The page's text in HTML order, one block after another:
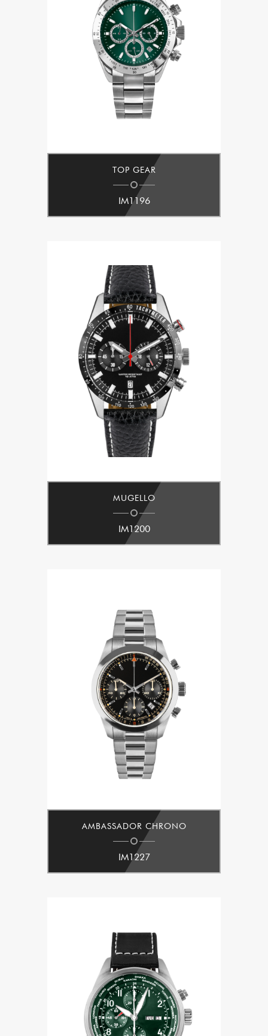
TOP GEAR
IM1196
MUGELLO
IM1200
AMBASSADOR CHRONO
IM1227